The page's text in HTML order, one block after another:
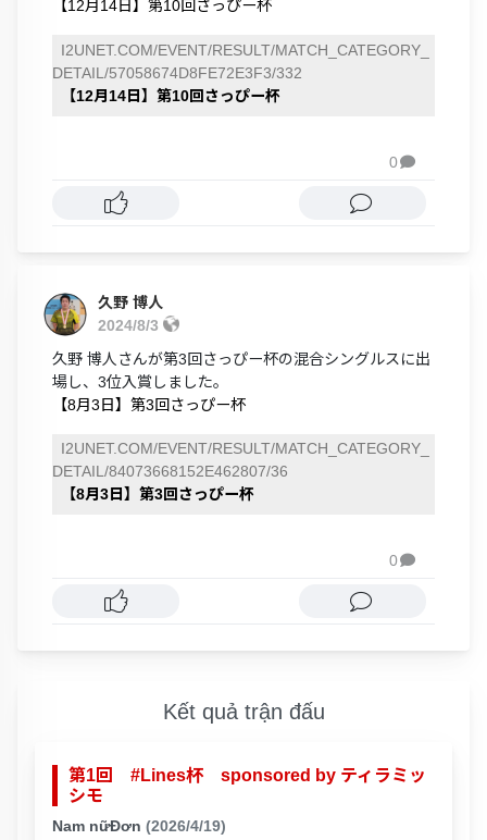
【12月14日】第10回さっぴー杯
I2UNET.COM/EVENT/RESULT/MATCH_CATEGORY_
DETAIL/57058674D8FE72E3F3/332
【12月14日】第10回さっぴー杯
0
久野 博人
2024/8/3
久野 博人さんが第3回さっぴー杯の混合シングルスに出
場し、3位入賞しました。
【8月3日】第3回さっぴー杯
I2UNET.COM/EVENT/RESULT/MATCH_CATEGORY_
DETAIL/84073668152E462807/36
【8月3日】第3回さっぴー杯
0
Kết quả trận đấu
第1回 #Lines杯 sponsored by ティラミッ
シモ
Nam nữĐơn (2026/4/19)